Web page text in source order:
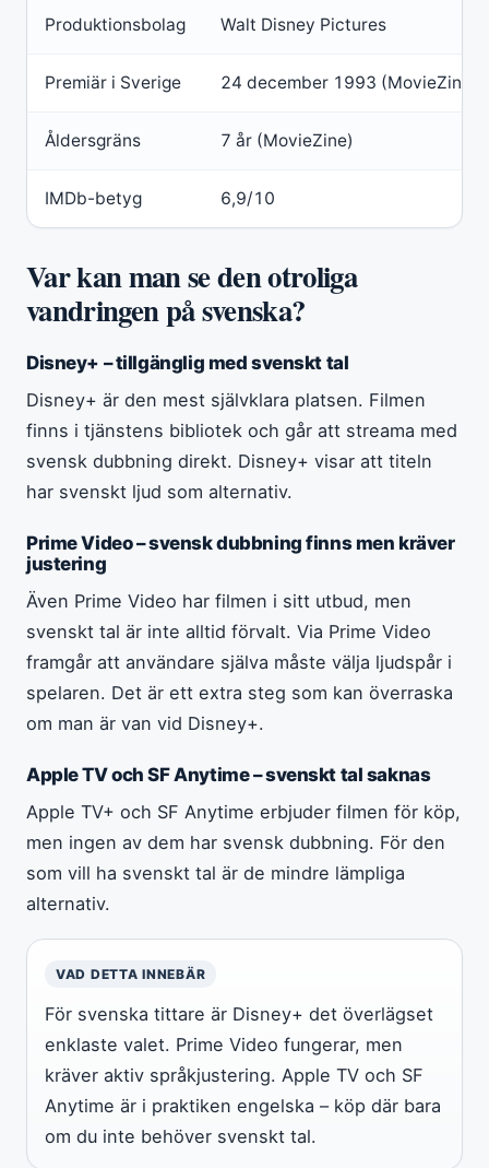
Produktionsbolag Walt Disney Pictures
Premiär i Sverige 24 december 1993 (MovieZine)
Åldersgräns 7 år (MovieZine)
IMDb-betyg 6,9/10
Var kan man se den otroliga
vandringen på svenska?
Disney+ – tillgänglig med svenskt tal
Disney+ är den mest självklara platsen. Filmen
finns i tjänstens bibliotek och går att streama med
svensk dubbning direkt. Disney+ visar att titeln
har svenskt ljud som alternativ.
Prime Video – svensk dubbning finns men kräver
justering
Även Prime Video har filmen i sitt utbud, men
svenskt tal är inte alltid förvalt. Via Prime Video
framgår att användare själva måste välja ljudspår i
spelaren. Det är ett extra steg som kan överraska
om man är van vid Disney+.
Apple TV och SF Anytime – svenskt tal saknas
Apple TV+ och SF Anytime erbjuder filmen för köp,
men ingen av dem har svensk dubbning. För den
som vill ha svenskt tal är de mindre lämpliga
alternativ.
VAD DETTA INNEBÄR
För svenska tittare är Disney+ det överlägset
enklaste valet. Prime Video fungerar, men
kräver aktiv språkjustering. Apple TV och SF
Anytime är i praktiken engelska – köp där bara
om du inte behöver svenskt tal.